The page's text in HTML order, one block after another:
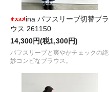
ina パフスリーブ切替ブラ
ウス 261150
14,300円(税1,300円)
パフスリーブと爽やかチェックの絶
妙コンビなブラウス。